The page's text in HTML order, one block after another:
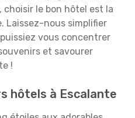
choisir le bon hôtel est la
Laissez-nous simplifier
vous concentrer
et savourer
!
hôtels à Escalante